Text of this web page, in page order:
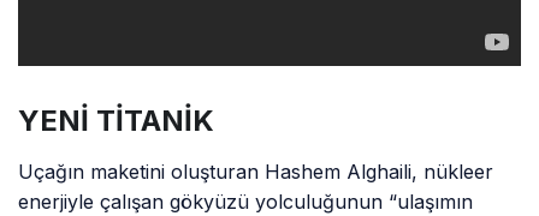
YENİ TİTANİK
Uçağın maketini oluşturan Hashem Alghaili, nükleer
enerjiyle çalışan gökyüzü yolculuğunun “ulaşımın